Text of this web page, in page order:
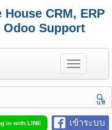
CRM, ERP
Odoo Support
T
o
g
e
n
a
นห
า
เข้าระบบ
in with LINE